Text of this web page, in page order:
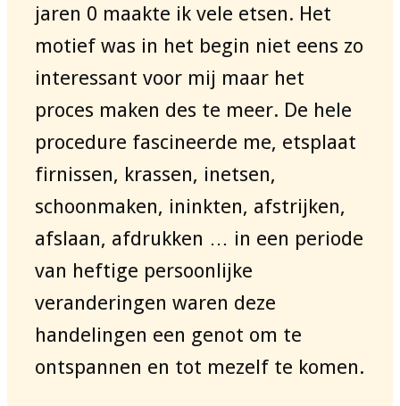
jaren 0 maakte ik vele etsen. Het
motief was in het begin niet eens zo
interessant voor mij maar het
proces maken des te meer. De hele
procedure fascineerde me, etsplaat
firnissen, krassen, inetsen,
schoonmaken, ininkten, afstrijken,
afslaan, afdrukken … in een periode
van heftige persoonlijke
veranderingen waren deze
handelingen een genot om te
ontspannen en tot mezelf te komen.